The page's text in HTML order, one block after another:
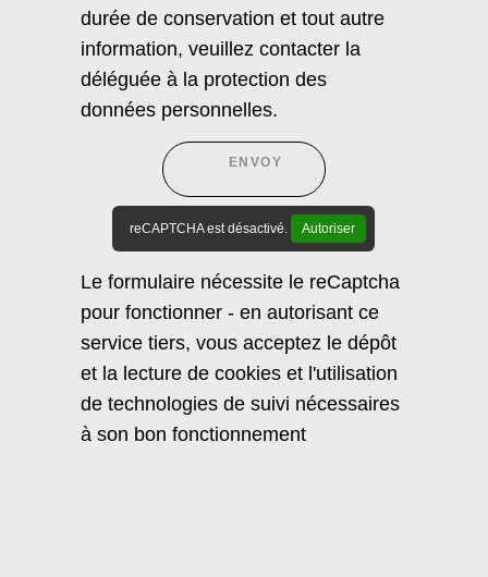
durée de conservation et tout autre
information, veuillez contacter la
déléguée à la protection des
données personnelles.
reCAPTCHA est désactivé. Autoriser
Le formulaire nécessite le reCaptcha
pour fonctionner - en autorisant ce
service tiers, vous acceptez le dépôt
et la lecture de cookies et l'utilisation
de technologies de suivi nécessaires
à son bon fonctionnement